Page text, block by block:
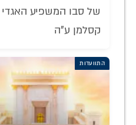
של סבו המשפיע
קסלמן ע"ה
התוועדות